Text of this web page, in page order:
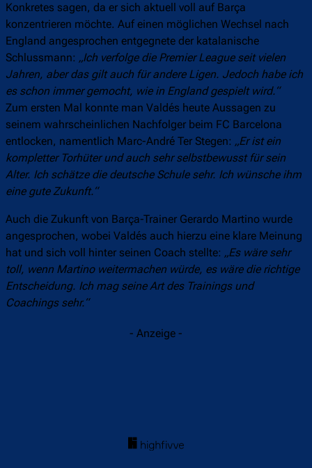
Konkretes sagen, da er sich aktuell voll auf Barça
konzentrieren möchte. Auf einen möglichen Wechsel nach
England angesprochen entgegnete der katalanische
Schlussmann: „Ich verfolge die Premier League seit vielen
Jahren, aber das gilt auch für andere Ligen. Jedoch habe ich
es schon immer gemocht, wie in England gespielt wird.“
Zum ersten Mal konnte man Valdés heute Aussagen zu
seinem wahrscheinlichen Nachfolger beim FC Barcelona
entlocken, namentlich Marc-André Ter Stegen: „Er ist ein
kompletter Torhüter und auch sehr selbstbewusst für sein
Alter. Ich schätze die deutsche Schule sehr. Ich wünsche ihm
eine gute Zukunft.“
Auch die Zukunft von Barça-Trainer Gerardo Martino wurde
angesprochen, wobei Valdés auch hierzu eine klare Meinung
hat und sich voll hinter seinen Coach stellte: „Es wäre sehr
toll, wenn Martino weitermachen würde, es wäre die richtige
Entscheidung. Ich mag seine Art des Trainings und
Coachings sehr.“
- Anzeige -